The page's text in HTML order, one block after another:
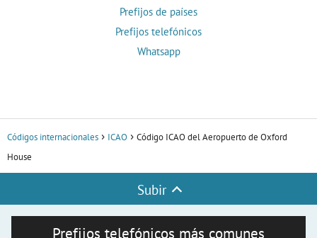
Prefijos de países
Prefijos telefónicos
Whatsapp
Códigos internacionales ICAO
Código ICAO del Aeropuerto de Oxford
House
Subir
Prefijos telefónicos más comunes